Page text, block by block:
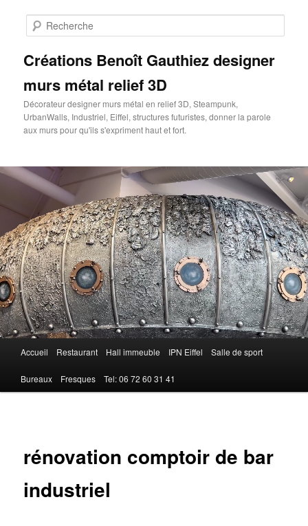
contenu
Créations Benoît Gauthiez designer
murs métal relief 3D
Décorateur designer murs métal en relief 3D, Steampunk,
UrbanWalls, Industriel, Eiffel, structures futuristes, donner la parole
aux murs pour qu'ils s'expriment haut et fort.
principal
Accueil Restaurant Hall immeuble IPN Eiffel Salle de sport
Bureaux Fresques Tel: 06 72 60 31 41
rénovation comptoir de bar
industriel